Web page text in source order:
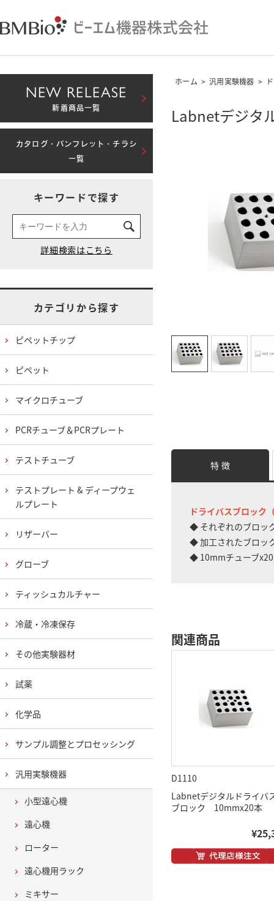
ホーム > 汎用実験機器 >
Labnetデジタ
特 徴
ドライバスブロッ
◆ それぞれのブロッ
◆ 加工されたブロッ
◆ 10mmチューブ
関連商品
D1110
Labnetデジタルドライバ
ブロック 10mmx20本
NEW RELEASE
新着商品一覧
カタログ・パンフレット・チラシ
一覧
キーワードで探す
カテゴリから探す
ピペットチップ
ピペット
マイクロチューブ
PCRチューブ＆PCRプレート
テストチューブ
テストプレート & ディープウェ
ルプレート
リザーバー
グローブ
ティッシュカルチャー
冷蔵・冷凍保存
その他実験器材
試薬
化学品
サンプル調整とプロセッシング
汎用実験機器
小型遠心機
遠心機
ローター
遠心機用ラック
ミキサー